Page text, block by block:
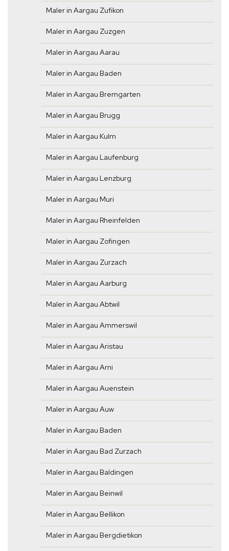
Maler in Aargau Zufikon
Maler in Aargau Zuzgen
Maler in Aargau Aarau
Maler in Aargau Baden
Maler in Aargau Bremgarten
Maler in Aargau Brugg
Maler in Aargau Kulm
Maler in Aargau Laufenburg
Maler in Aargau Lenzburg
Maler in Aargau Muri
Maler in Aargau Rheinfelden
Maler in Aargau Zofingen
Maler in Aargau Zurzach
Maler in Aargau Aarburg
Maler in Aargau Abtwil
Maler in Aargau Ammerswil
Maler in Aargau Aristau
Maler in Aargau Arni
Maler in Aargau Auenstein
Maler in Aargau Auw
Maler in Aargau Baden
Maler in Aargau Bad Zurzach
Maler in Aargau Baldingen
Maler in Aargau Beinwil
Maler in Aargau Bellikon
Maler in Aargau Bergdietikon